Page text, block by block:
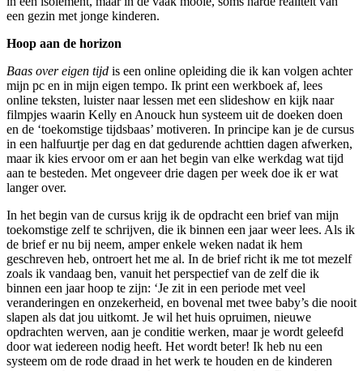
een gezin met jonge kinderen.
Hoop aan de horizon
Baas over eigen tijd is een online opleiding die ik kan volgen achter
mijn pc en in mijn eigen tempo. Ik print een werkboek af, lees
online teksten, luister naar lessen met een slideshow en kijk naar
filmpjes waarin Kelly en Anouck hun systeem uit de doeken doen
en de ‘toekomstige tijdsbaas’ motiveren. In principe kan je de cursus
in een halfuurtje per dag en dat gedurende achttien dagen afwerken,
maar ik kies ervoor om er aan het begin van elke werkdag wat tijd
aan te besteden. Met ongeveer drie dagen per week doe ik er wat
langer over.
In het begin van de cursus krijg ik de opdracht een brief van mijn
toekomstige zelf te schrijven, die ik binnen een jaar weer lees. Als ik
de brief er nu bij neem, amper enkele weken nadat ik hem
geschreven heb, ontroert het me al. In de brief richt ik me tot mezelf
zoals ik vandaag ben, vanuit het perspectief van de zelf die ik
binnen een jaar hoop te zijn: ‘Je zit in een periode met veel
veranderingen en onzekerheid, en bovenal met twee baby’s die nooit
slapen als dat jou uitkomt. Je wil het huis opruimen, nieuwe
opdrachten werven, aan je conditie werken, maar je wordt geleefd
door wat iedereen nodig heeft. Het wordt beter! Ik heb nu een
systeem om de rode draad in het werk te houden en de kinderen